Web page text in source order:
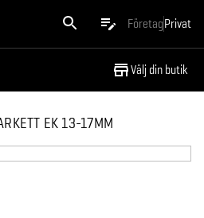
FöretagPrivat
Välj din butik
EK 13-17MM